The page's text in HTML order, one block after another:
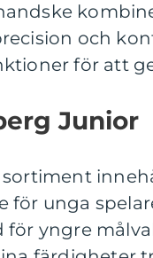
och
för att
Junior
sortiment
för unga
för yngre